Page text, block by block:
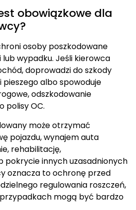
obowiązkowe dla
osoby poszkodowane
wypadku. Jeśli kierowca
doprowadzi do szkody
albo spowoduje
odszkodowanie
polisy OC.
może otrzymać
pojazdu, wynajem auta
rehabilitację,
pokrycie innych uzasadnionych
oznacza to ochronę przed
regulowania roszczeń,
mogą być bardzo